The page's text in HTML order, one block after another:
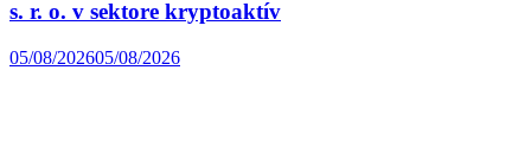
s. r. o. v sektore kryptoaktív
05/08/202605/08/2026